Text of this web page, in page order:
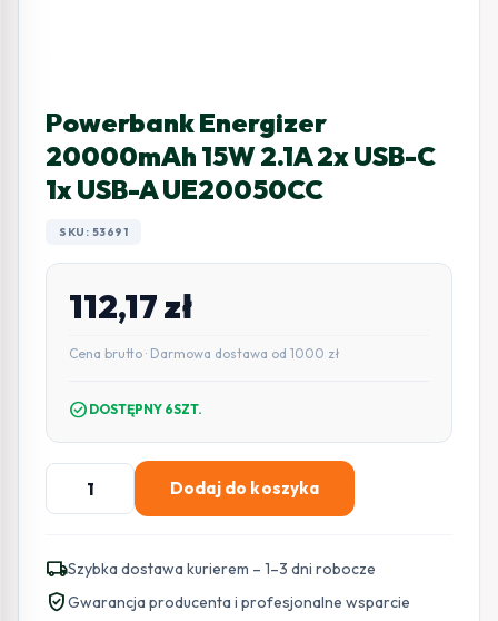
Powerbank Energizer
20000mAh 15W 2.1A 2x USB-C
1x USB-A UE20050CC
SKU: 53691
112,17zł
Cena brutto · Darmowa dostawa od 1000 zł
check_circle DOSTĘPNY 6SZT.
ilość
Powerbank
20000mAh
15W
2.1A
Dodaj do koszyka
local_shippingSzybka dostawa kurierem – 1–3 dni robocze
verified_userGwarancja producenta i profesjonalne wsparcie